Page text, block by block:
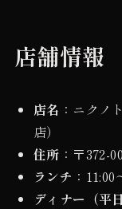
店舗情報
店名 ：ニクノ
店）
住所 ：〒372-
ランチ ：11:00
ディナー（平日